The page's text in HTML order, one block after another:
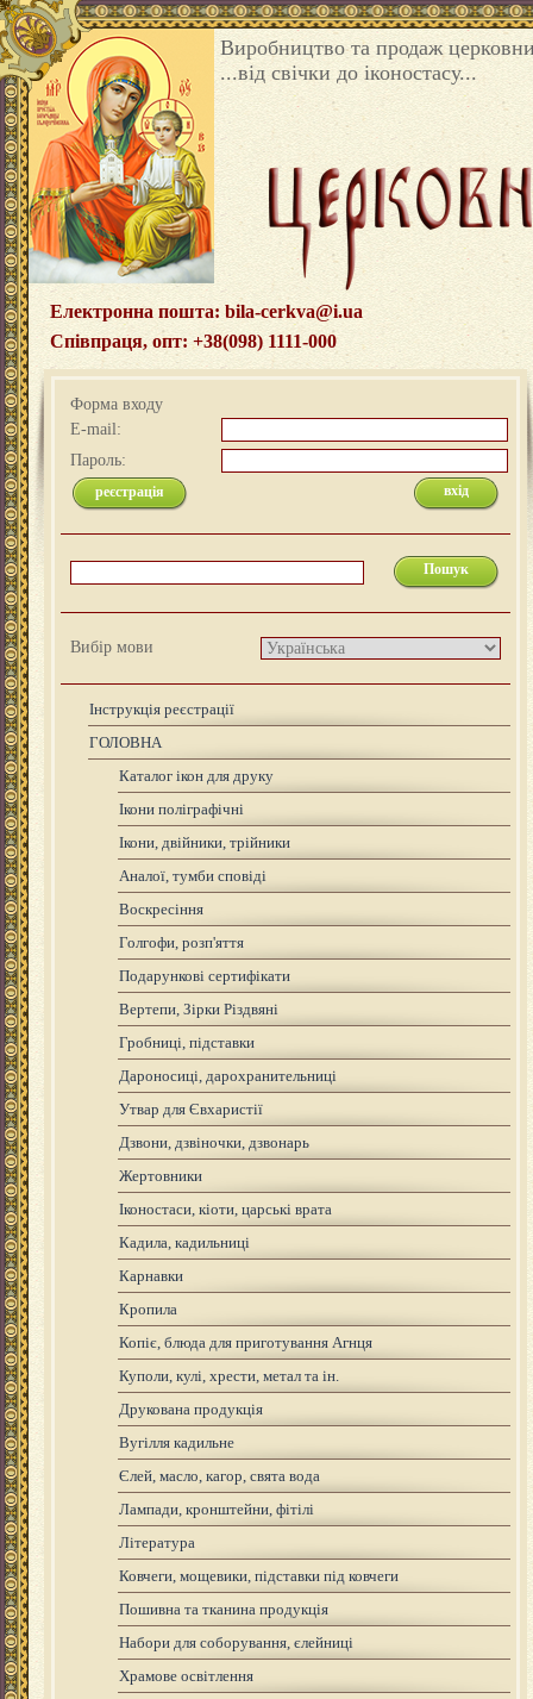
Виробництво та продаж
...від свічки до іконостасу...
Електронна пошта: bila-cerkva@i.ua
Співпраця, опт: +38(098) 1111-000
Форма входу
E-mail:
Пароль:
реєстрація
Вибір мови
Інструкція реєстрації
ГОЛОВНА
Каталог ікон для друку
Ікони поліграфічні
Ікони, двійники, трійники
Аналої, тумби сповіді
Воскресіння
Голгофи, розп'яття
Подарункові сертифікати
Вертепи, Зірки Різдвяні
Гробниці, підставки
Дароносиці, дарохранительниці
Утвар для Євхаристії
Дзвони, дзвіночки, дзвонарь
Жертовники
Іконостаси, кіоти, царські врата
Кадила, кадильниці
Карнавки
Кропила
Копіє, блюда для приготування Агнця
Куполи, кулі, хрести, метал та ін.
Друкована продукція
Вугілля кадильне
Єлей, масло, кагор, свята вода
Лампади, кронштейни, фітілі
Література
Ковчеги, мощевики, підставки під ковчеги
Пошивна та тканина продукція
Набори для соборування, єлейниці
Храмове освітлення